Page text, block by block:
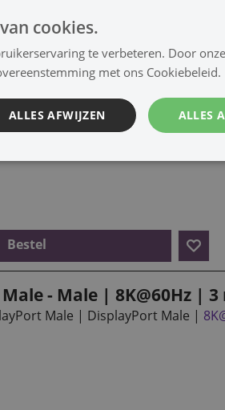
Bestel
- Male | 8K@60Hz |
Male | DisplayPort Male |
Bestel
- Male | 8K@60Hz |
Male | DisplayPort Male |
cookies.
te verbeteren. Door
met ons Cookiebeleid.
ALLES
ALLES AFWIJZEN